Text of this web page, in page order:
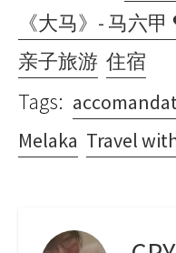
《大马》- 马六
亲子旅游 住宿
Tags:
Melaka Travel